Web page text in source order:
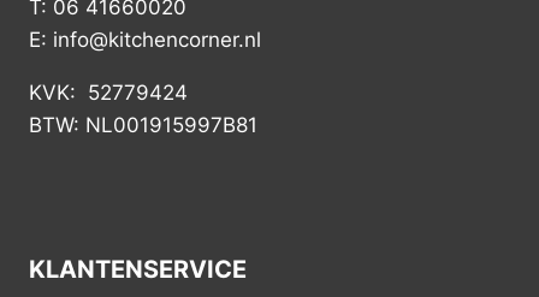
T: 06 41660020
E: info@kitchencorner.nl
KVK: 52779424
BTW: NL001915997B81
KLANTENSERVICE